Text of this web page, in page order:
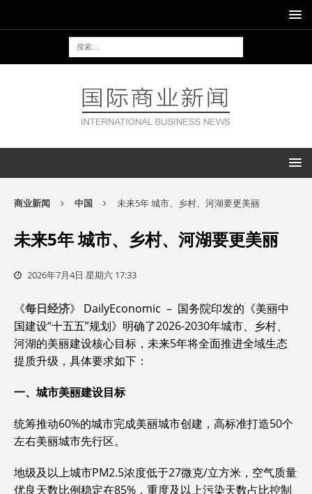
商业新闻 中国 未来5年 城市、乡村、河湖要更美丽
未来5年 城市、乡村、河湖要更美丽
2026年7月4日 星期六 17:33
《每日经济》 DailyEconomic – 国务院印发的《美丽中
国建设“十五五”规划》明确了2026-2030年城市、乡村、
河湖的美丽建设核心目标，未来5年将全面推进全域生态
提质升级，具体要求如下：
一、城市美丽建设目标
统筹推动‌60%‌的城市完成美丽城市创建，高标准打造50个
左右美丽城市先行区。
地级及以上城市PM2.5浓度低于‌27微克/立方米‌，空气质量
优良天数比例稳定在‌85%‌，重度及以上污染天数占比控制